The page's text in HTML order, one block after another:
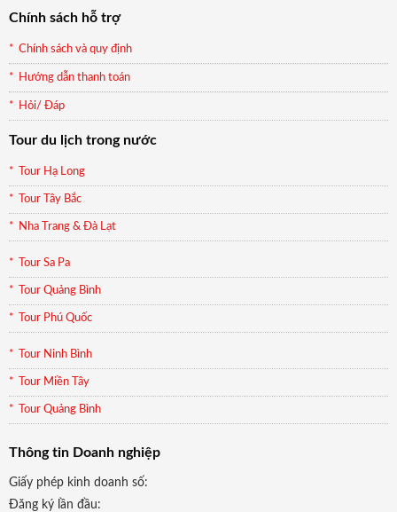
Chính sách hỗ trợ
Chính sách và quy định
Hướng dẫn thanh toán
Hỏi/ Đáp
Tour du lịch trong nước
Tour Hạ Long
Tour Tây Bắc
Nha Trang & Đà Lạt
Tour Sa Pa
Tour Quảng Bình
Tour Phú Quốc
Tour Ninh Bình
Tour Miền Tây
Tour Quảng Bình
Thông tin Doanh nghiệp
Giấy phép kinh doanh số:
Đăng ký lần đầu: